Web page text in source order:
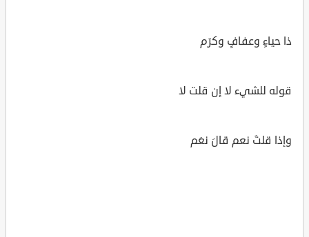
ذا حياءٍ وعفافٍ وكرَم
قوله للشيء لا إن قلت لا
وإذا قلتَ نعم قالَ نعَم